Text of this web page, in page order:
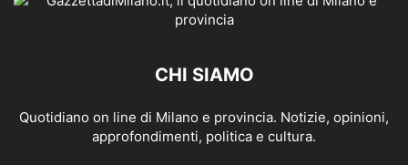
CHI SIAMO
Quotidiano on line di Milano e provincia. Notizie, opinioni,
approfondimenti, politica e cultura.